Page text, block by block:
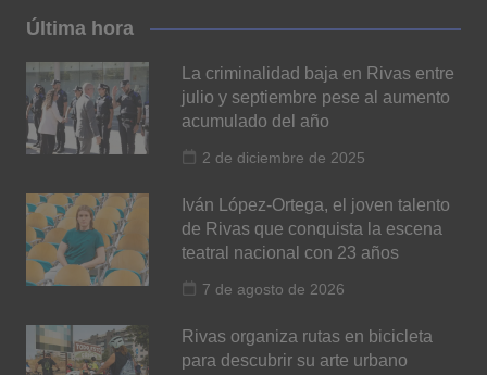
Última hora
La criminalidad baja en Rivas entre
julio y septiembre pese al aumento
acumulado del año
2 de diciembre de 2025
Iván López-Ortega, el joven talento
de Rivas que conquista la escena
teatral nacional con 23 años
7 de agosto de 2026
Rivas organiza rutas en bicicleta
para descubrir su arte urbano